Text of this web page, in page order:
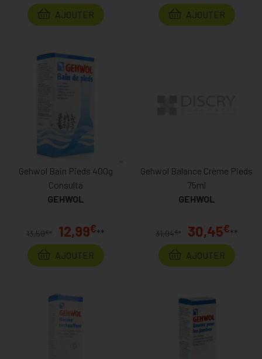
AJOUTER
AJOUTER
Gehwol Bain Pieds 400g
Consulta
GEHWOL
13,59€* 12,99€**
AJOUTER
Gehwol Balance Crème Pieds
75ml
GEHWOL
31,94€ * 30,45€**
AJOUTER